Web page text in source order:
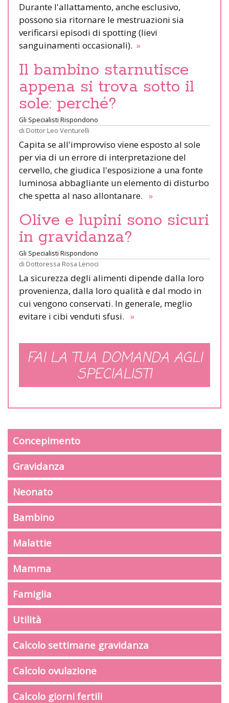
Durante l'allattamento, anche esclusivo,
possono sia ritornare le mestruazioni sia
verificarsi episodi di spotting (lievi
sanguinamenti occasionali). »
Il bambino starnutisce
appena si trova sotto il
sole: perché?
Gli Specialisti Rispondono
di Dottor Leo Venturelli
Capita se all'improvviso viene esposto al sole
per via di un errore di interpretazione del
cervello, che giudica l'esposizione a una fonte
luminosa abbagliante un elemento di disturbo
che spetta al naso allontanare. »
Olive e lupini sono sicuri
in gravidanza?
Gli Specialisti Rispondono
di Dottoressa Rosa Lenoci
La sicurezza degli alimenti dipende dalla loro
provenienza, dalla loro qualità e dal modo in
cui vengono conservati. In generale, meglio
evitare i cibi venduti sfusi. »
FAI LA TUA DOMANDA AGLI
SPECIALISTI
Concepimento
Gravidanza
Neonato
Bambino
Malattie
Mamma
Famiglia
Utilità
Calcolo settimane gravidanza
Calcolo ovulazione
Calcolo giorni fertili